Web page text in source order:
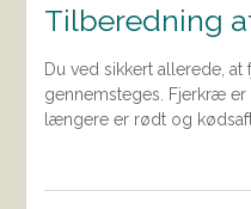
Tilberedning
Du ved sikkert allerede, at
gennemsteges. Fjerkræ
længere er rødt og